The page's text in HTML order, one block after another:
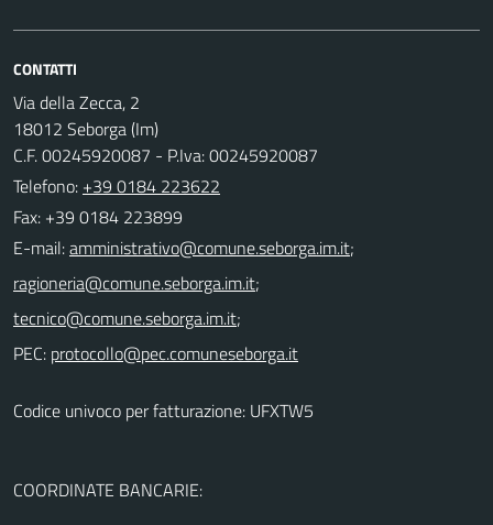
CONTATTI
Via della Zecca, 2
18012 Seborga (Im)
C.F. 00245920087 - P.Iva: 00245920087
Telefono: +39 0184 223622
Fax: +39 0184 223899
E-mail:
;
;
;
PEC:
Codice univoco per fatturazione: UFXTW5
COORDINATE BANCARIE: